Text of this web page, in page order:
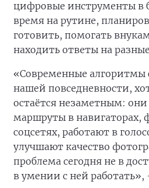
цифровые инструменты в
время на рутине,
готовить, помогать
находить ответы на
«Современные алгоритмы
нашей повседневности,
остаётся незаметным:
маршруты в навигаторах,
соцсетях, работают в
улучшают качество
проблема сегодня не в
в умении с ней